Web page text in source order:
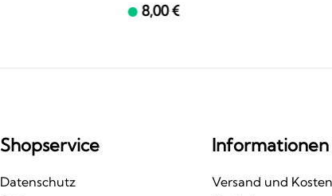
8,00 €
Shopservice
Datenschutz
Informationen
Versand und Kosten